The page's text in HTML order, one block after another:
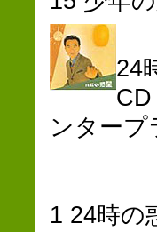
24
ンタープ
1 24時の